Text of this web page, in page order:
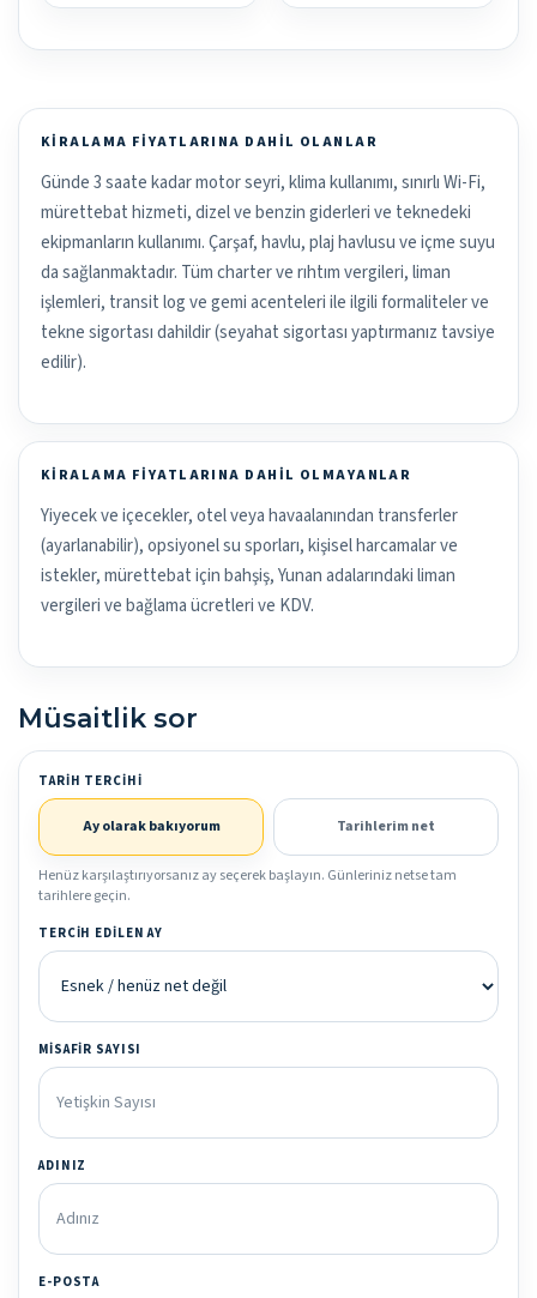
KIRALAMA FIYATLARINA DAHIL OLANLAR
Günde 3 saate kadar motor seyri, klima kullanımı, sınırlı Wi-Fi,
mürettebat hizmeti, dizel ve benzin giderleri ve teknedeki
ekipmanların kullanımı. Çarşaf, havlu, plaj havlusu ve içme suyu
da sağlanmaktadır. Tüm charter ve rıhtım vergileri, liman
işlemleri, transit log ve gemi acenteleri ile ilgili formaliteler ve
tekne sigortası dahildir (seyahat sigortası yaptırmanız tavsiye
edilir).
KIRALAMA FIYATLARINA DAHIL OLMAYANLAR
Yiyecek ve içecekler, otel veya havaalanından transferler
(ayarlanabilir), opsiyonel su sporları, kişisel harcamalar ve
istekler, mürettebat için bahşiş, Yunan adalarındaki liman
vergileri ve bağlama ücretleri ve KDV.
Müsaitlik sor
TARIH TERCIHI
Ay olarak bakıyorum Tarihlerim net
Henüz karşılaştırıyorsanız ay seçerek başlayın. Günleriniz netse tam
tarihlere geçin.
TERCIH EDILEN AY
MISAFIR SAYISI
ADINIZ
E-POSTA